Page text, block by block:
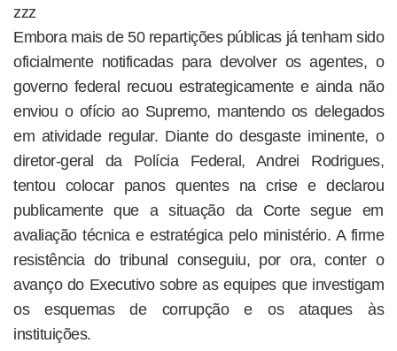
zzz
Embora mais de 50 repartições públicas já tenham sido
oficialmente notificadas para devolver os agentes, o
governo federal recuou estrategicamente e ainda não
enviou o ofício ao Supremo, mantendo os delegados
em atividade regular. Diante do desgaste iminente, o
diretor-geral da Polícia Federal, Andrei Rodrigues,
tentou colocar panos quentes na crise e declarou
publicamente que a situação da Corte segue em
avaliação técnica e estratégica pelo ministério. A firme
resistência do tribunal conseguiu, por ora, conter o
avanço do Executivo sobre as equipes que investigam
os esquemas de corrupção e os ataques às
instituições.